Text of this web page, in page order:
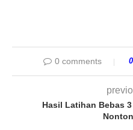
0 comments 0
Hasil Latihan Bebas